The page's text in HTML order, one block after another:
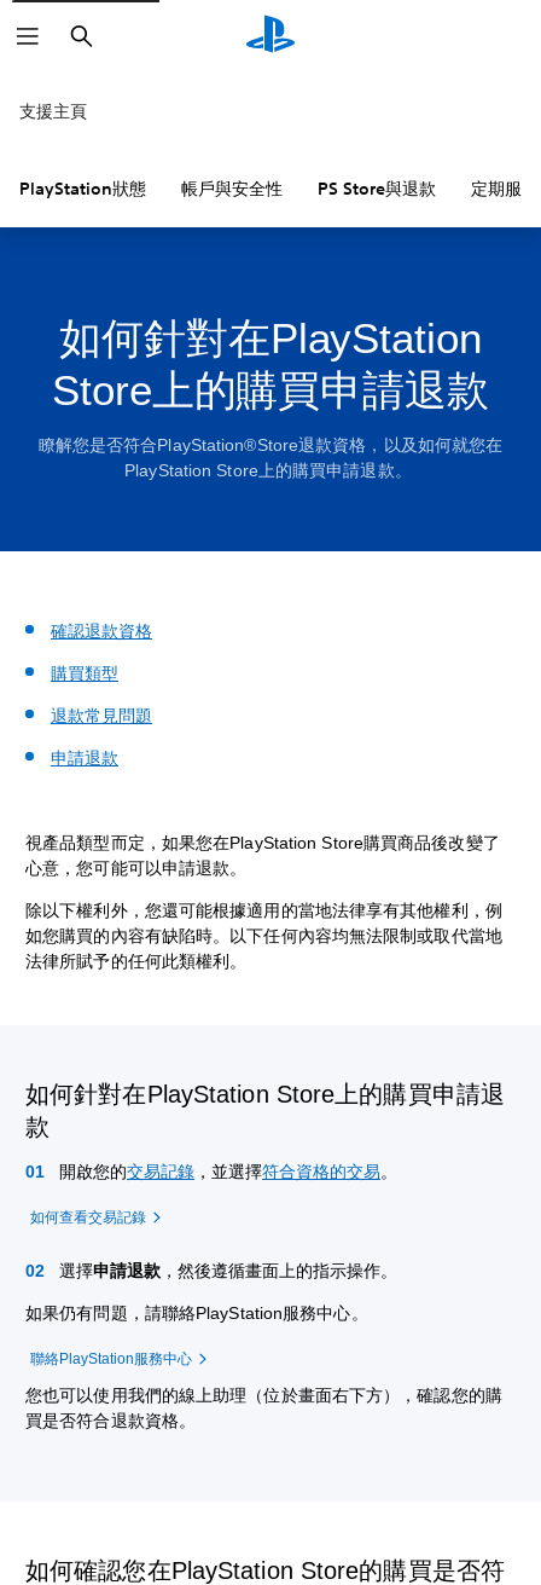
搜
尋
支援主頁
PlayStation狀態 帳戶與安全性 PS Store與退款 定期服務
如何針對在PlayStation
Store上的購買申請退款
瞭解您是否符合PlayStation®Store退款資格，以及如何就您在
PlayStation Store上的購買申請退款。
確認退款資格
購買類型
退款常見問題
申請退款
視產品類型而定，如果您在PlayStation Store購買商品後改變了
心意，您可能可以申請退款。
除以下權利外，您還可能根據適用的當地法律享有其他權利，例
如您購買的內容有缺陷時。以下任何內容均無法限制或取代當地
法律所賦予的任何此類權利。
如何針對在PlayStation Store上的購買申請退
款
開啟您的交易記錄 ，並選擇符合資格的交易。
如何查看交易記錄
選擇申請退款 ，然後遵循畫面上的指示操作。
如果仍有問題，請聯絡PlayStation服務中心。
聯絡PlayStation服務中心
您也可以使用我們的線上助理（位於畫面右下方），確認您的購
買是否符合退款資格。
如何確認您在PlayStation Store的購買是否符